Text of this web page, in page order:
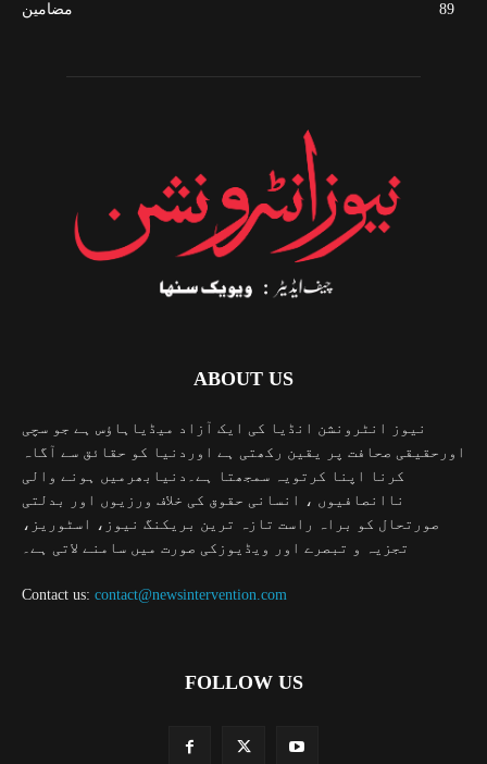
مضامین
89
ABOUT US
نیوز انٹرونشن انڈیا کی ایک آزاد میڈیاہاؤس ہے جو سچی
اورحقیقی صحافت پر یقین رکھتی ہے اوردنیا کو حقائق سے آگاہ
کرنا اپنا کرتویہ سمجھتا ہے۔دنیابھرمیں ہونے والی
ناانصافیوں ، انسانی حقوق کی خلاف ورزیوں اور بدلتی
صورتحال کو براہ راست تازہ ترین بریکنگ نیوز، اسٹوریز،
تجزیہ و تبصرے اور ویڈیوزکی صورت میں سامنے لاتی ہے۔
Contact us: contact@newsintervention.com
FOLLOW US